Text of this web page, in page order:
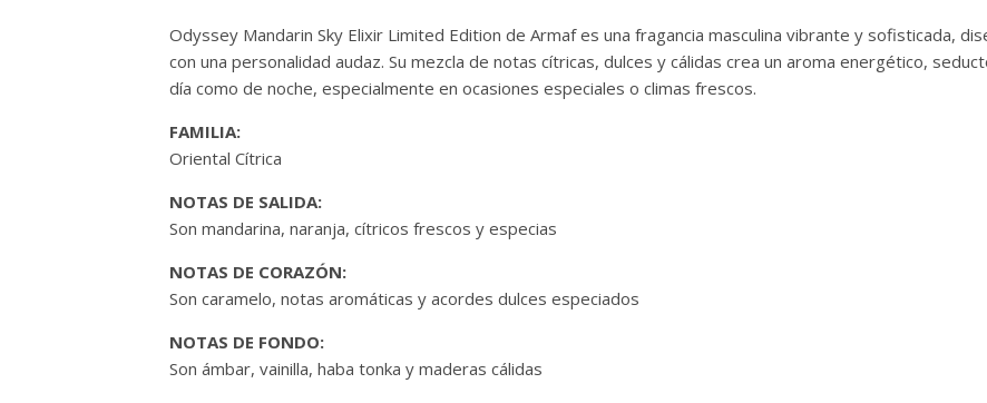
Odyssey Mandarin Sky Elixir Limited Edition de Armaf es una fragancia masculina vibrante y sofisticada,
con una personalidad audaz. Su mezcla de notas cítricas, dulces y cálidas crea un aroma energético,
día como de noche, especialmente en ocasiones especiales o climas frescos.
FAMILIA:
Oriental Cítrica
NOTAS DE SALIDA:
Son mandarina, naranja, cítricos frescos y especias
NOTAS DE CORAZÓN:
Son caramelo, notas aromáticas y acordes dulces especiados
NOTAS DE FONDO:
Son ámbar, vainilla, haba tonka y maderas cálidas